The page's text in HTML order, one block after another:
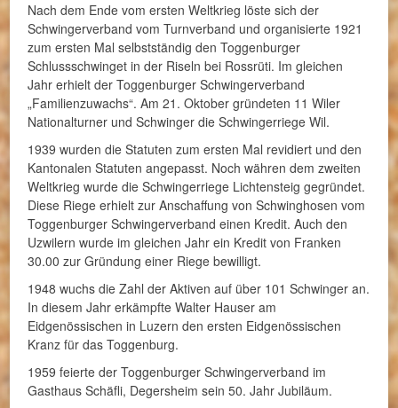
Nach dem Ende vom ersten Weltkrieg löste sich der
Schwingerverband vom Turnverband und organisierte 1921
zum ersten Mal selbstständig den Toggenburger
Schlussschwinget in der Riseln bei Rossrüti. Im gleichen
Jahr erhielt der Toggenburger Schwingerverband
„Familienzuwachs“. Am 21. Oktober gründeten 11 Wiler
Nationalturner und Schwinger die Schwingerriege Wil.
1939 wurden die Statuten zum ersten Mal revidiert und den
Kantonalen Statuten angepasst. Noch währen dem zweiten
Weltkrieg wurde die Schwingerriege Lichtensteig gegründet.
Diese Riege erhielt zur Anschaffung von Schwinghosen vom
Toggenburger Schwingerverband einen Kredit. Auch den
Uzwilern wurde im gleichen Jahr ein Kredit von Franken
30.00 zur Gründung einer Riege bewilligt.
1948 wuchs die Zahl der Aktiven auf über 101 Schwinger an.
In diesem Jahr erkämpfte Walter Hauser am
Eidgenössischen in Luzern den ersten Eidgenössischen
Kranz für das Toggenburg.
1959 feierte der Toggenburger Schwingerverband im
Gasthaus Schäfli, Degersheim sein 50. Jahr Jubiläum.